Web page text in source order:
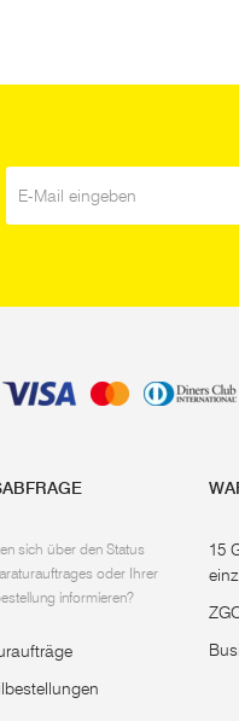
sich über den Status
oder Ihrer
informieren?
15